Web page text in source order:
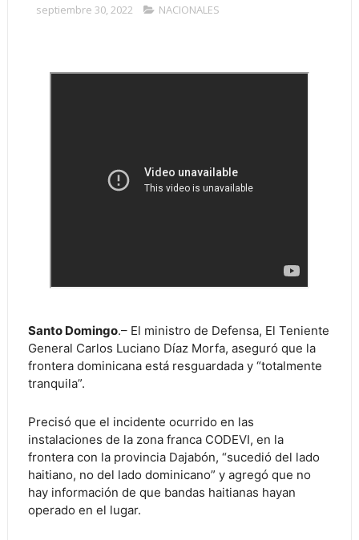
septiembre 30, 2022 NACIONALES
Santo Domingo.– El ministro de Defensa, El Teniente
General Carlos Luciano Díaz Morfa, aseguró que la
frontera dominicana está resguardada y “totalmente
tranquila”.
Precisó que el incidente ocurrido en las
instalaciones de la zona franca CODEVI, en la
frontera con la provincia Dajabón, “sucedió del lado
haitiano, no del lado dominicano” y agregó que no
hay información de que bandas haitianas hayan
operado en el lugar.